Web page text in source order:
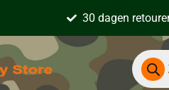
30 dagen